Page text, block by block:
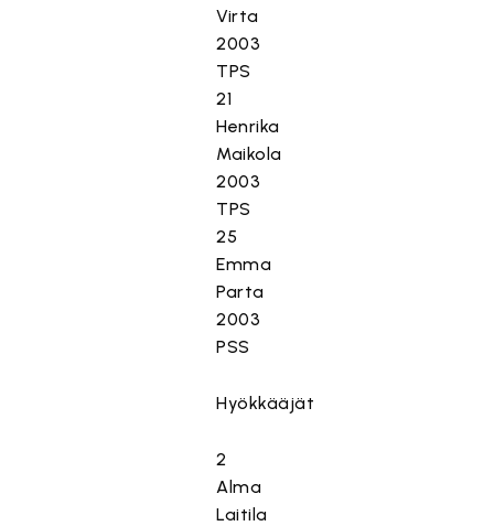
Virta
2003
TPS
21
Henrika
Maikola
2003
TPS
25
Emma
Parta
2003
PSS
Hyökkääjät
2
Alma
Laitila